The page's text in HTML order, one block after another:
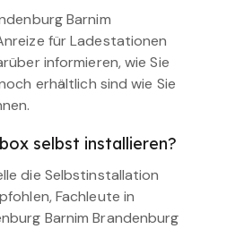
Barnim
für Ladestationen
informieren, wie Sie
erhältlich sind wie Sie
selbst installieren?
die Selbstinstallation
Fachleute in
Barnim Brandenburg